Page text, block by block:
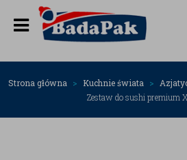
Strona główna Kuchnie świata
Zestaw do sushi premium